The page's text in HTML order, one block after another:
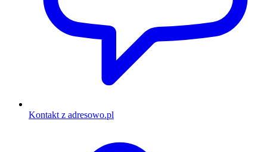
Kontakt z adresowo.pl